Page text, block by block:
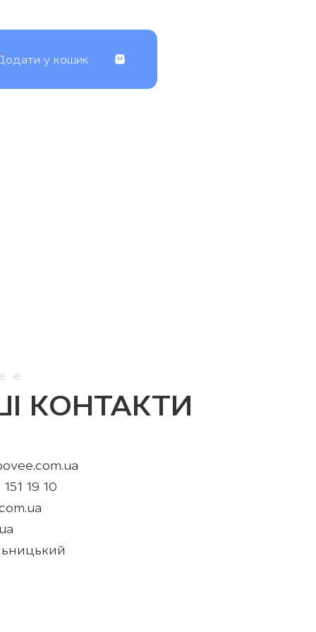
у кошик
КОНТАКТИ
19 10